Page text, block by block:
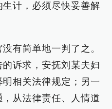
计，必须尽快妥善解
有简单地一判了之。
诉求，安抚刘某夫妇
相关法律规定；另一
从法律责任、人情道